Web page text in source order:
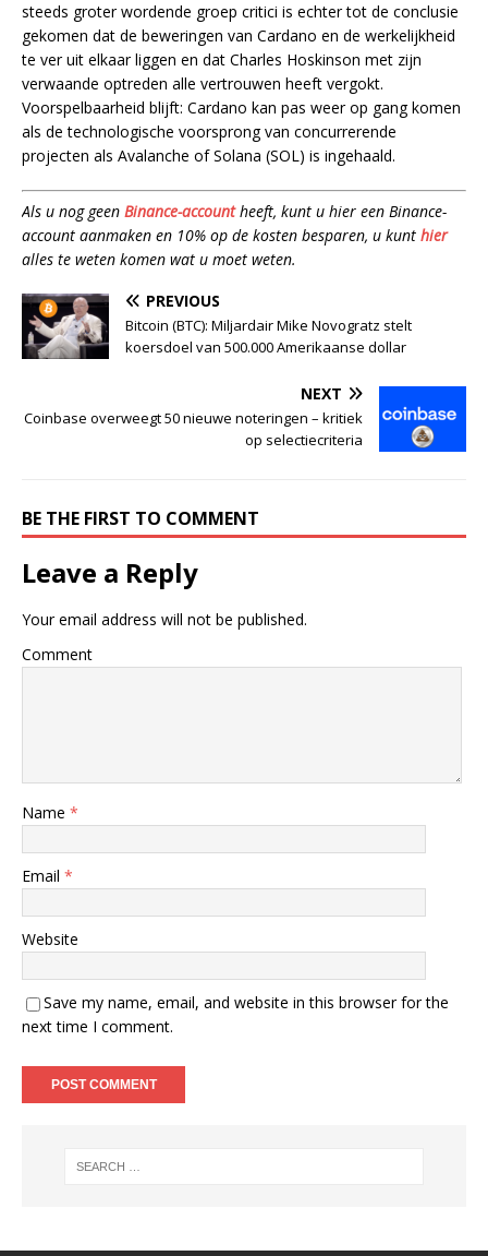
steeds groter wordende groep critici is echter tot de conclusie
gekomen dat de beweringen van Cardano en de werkelijkheid
te ver uit elkaar liggen en dat Charles Hoskinson met zijn
verwaande optreden alle vertrouwen heeft vergokt.
Voorspelbaarheid blijft: Cardano kan pas weer op gang komen
als de technologische voorsprong van concurrerende
projecten als Avalanche of Solana (SOL) is ingehaald.
Als u nog geen Binance-accountheeft, kunt u hier een Binance-
account aanmaken en 10% op de kosten besparen, u kunt hier
alles te weten komen wat u moet weten.
PREVIOUS
Bitcoin (BTC): Miljardair Mike Novogratz stelt
koersdoel van 500.000 Amerikaanse dollar
NEXT
Coinbase overweegt 50 nieuwe noteringen – kritiek
op selectiecriteria
BE THE FIRST TO COMMENT
Leave a Reply
Your email address will not be published.
Comment
Name *
Email *
Website
Save my name, email, and website in this browser for the
next time I comment.